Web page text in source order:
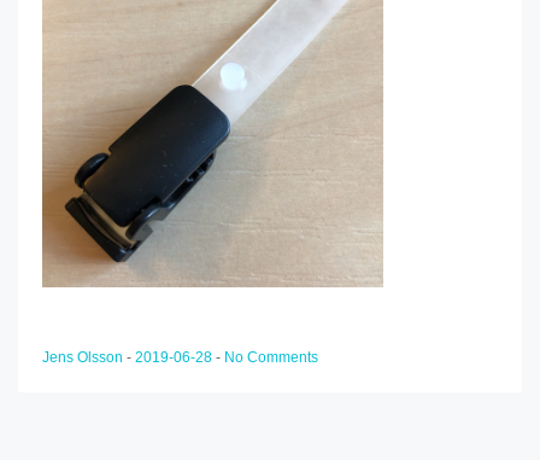
Jens Olsson - 2019-06-28 - No Comments